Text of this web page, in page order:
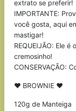
extrato se preferir!
IMPORTANTE:
você gosta, aqui
mastigar!
REQUEIJÃO: Ele
cremosinho!
CONSERVAÇÃO:
♥ BROWNIE ♥
120g de Manteiga